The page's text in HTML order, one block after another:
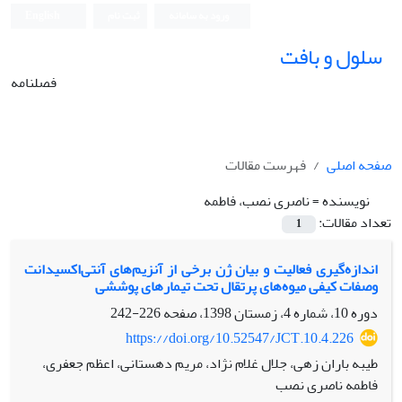
سلول و بافت
فصلنامه
صفحه اصلی
فهرست مقالات
نویسنده =ناصری‏ نصب، فاطمه
تعداد مقالات:
1
اندازه‌گیری فعالیت و بیان ژن برخی از آنزیم‌های آنتی‌اکسیدانت
وصفات کیفی میوه‌های پرتقال تحت تیمارهای پوششی
دوره 10، شماره 4، زمستان 1398، صفحه
226-242
https://doi.org/10.52547/JCT.10.4.226
طیبه باران ‏زهی، جلال غلام‏ نژاد، مریم دهستانی، اعظم جعفری،
فاطمه ناصری‏ نصب